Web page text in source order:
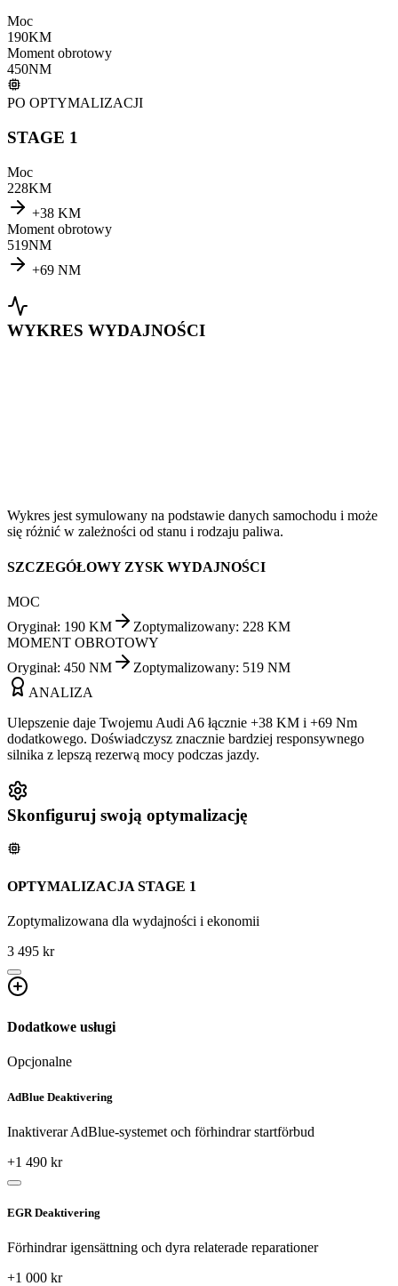
Moc
190KM
Moment obrotowy
450NM
PO OPTYMALIZACJI
STAGE 1
Moc
228KM
+38 KM
Moment obrotowy
519NM
+69 NM
WYKRES WYDAJNOŚCI
Wykres jest symulowany na podstawie danych samochodu i może
się różnić w zależności od stanu i rodzaju paliwa.
SZCZEGÓŁOWY ZYSK WYDAJNOŚCI
MOC
Oryginał: 190 KM Zoptymalizowany: 228 KM
MOMENT OBROTOWY
Oryginał: 450 NM Zoptymalizowany: 519 NM
ANALIZA
Ulepszenie daje Twojemu Audi A6 łącznie +38 KM i +69 Nm
dodatkowego. Doświadczysz znacznie bardziej responsywnego
silnika z lepszą rezerwą mocy podczas jazdy.
Skonfiguruj swoją optymalizację
OPTYMALIZACJA STAGE 1
Zoptymalizowana dla wydajności i ekonomii
3 495 kr
Dodatkowe usługi
Opcjonalne
AdBlue Deaktivering
Inaktiverar AdBlue-systemet och förhindrar startförbud
+1 490 kr
EGR Deaktivering
Förhindrar igensättning och dyra relaterade reparationer
+1 000 kr